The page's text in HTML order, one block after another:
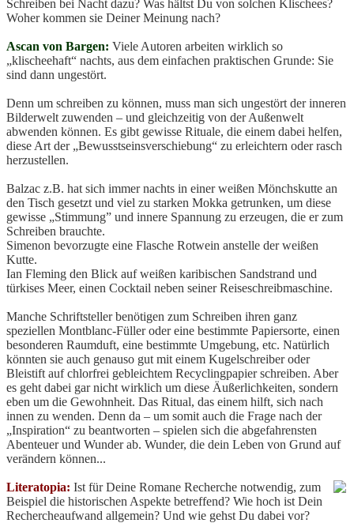
Schreiben bei Nacht dazu? Was hältst Du von solchen Klischees?
Woher kommen sie Deiner Meinung nach?
Ascan von Bargen: Viele Autoren arbeiten wirklich so
„klischeehaft“ nachts, aus dem einfachen praktischen Grunde: Sie
sind dann ungestört.
Denn um schreiben zu können, muss man sich ungestört der inneren
Bilderwelt zuwenden – und gleichzeitig von der Außenwelt
abwenden können. Es gibt gewisse Rituale, die einem dabei helfen,
diese Art der „Bewusstseinsverschiebung“ zu erleichtern oder rasch
herzustellen.
Balzac z.B. hat sich immer nachts in einer weißen Mönchskutte an
den Tisch gesetzt und viel zu starken Mokka getrunken, um diese
gewisse „Stimmung” und innere Spannung zu erzeugen, die er zum
Schreiben brauchte.
Simenon bevorzugte eine Flasche Rotwein anstelle der weißen
Kutte.
Ian Fleming den Blick auf weißen karibischen Sandstrand und
türkises Meer, einen Cocktail neben seiner Reiseschreibmaschine.
Manche Schriftsteller benötigen zum Schreiben ihren ganz
speziellen Montblanc-Füller oder eine bestimmte Papiersorte, einen
besonderen Raumduft, eine bestimmte Umgebung, etc. Natürlich
könnten sie auch genauso gut mit einem Kugelschreiber oder
Bleistift auf chlorfrei gebleichtem Recyclingpapier schreiben. Aber
es geht dabei gar nicht wirklich um diese Äußerlichkeiten, sondern
eben um die Gewohnheit. Das Ritual, das einem hilft, sich nach
innen zu wenden. Denn da – um somit auch die Frage nach der
„Inspiration“ zu beantworten – spielen sich die abgefahrensten
Abenteuer und Wunder ab. Wunder, die dein Leben von Grund auf
verändern können...
Literatopia: Ist für Deine Romane Recherche notwendig, zum
Beispiel die historischen Aspekte betreffend? Wie hoch ist Dein
Rechercheaufwand allgemein? Und wie gehst Du dabei vor?